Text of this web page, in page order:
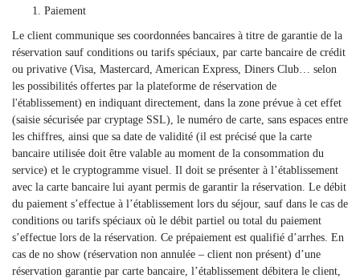
Paiement
Le client communique ses coordonnées bancaires à titre de garantie de la
réservation sauf conditions ou tarifs spéciaux, par carte bancaire de crédit
ou privative (Visa, Mastercard, American Express, Diners Club… selon
les possibilités offertes par la plateforme de réservation de
l'établissement) en indiquant directement, dans la zone prévue à cet effet
(saisie sécurisée par cryptage SSL), le numéro de carte, sans espaces entre
les chiffres, ainsi que sa date de validité (il est précisé que la carte
bancaire utilisée doit être valable au moment de la consommation du
service) et le cryptogramme visuel. Il doit se présenter à l’établissement
avec la carte bancaire lui ayant permis de garantir la réservation. Le débit
du paiement s’effectue à l’établissement lors du séjour, sauf dans le cas de
conditions ou tarifs spéciaux où le débit partiel ou total du paiement
s’effectue lors de la réservation. Ce prépaiement est qualifié d’arrhes. En
cas de no show (réservation non annulée – client non présent) d’une
réservation garantie par carte bancaire, l’établissement débitera le client,